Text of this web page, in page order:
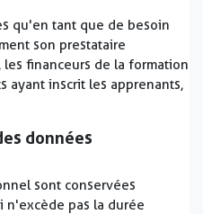
qu'en tant que de besoin
son prestataire
financeurs de la formation
ayant inscrit les apprenants,
données
sont conservées
pas la durée